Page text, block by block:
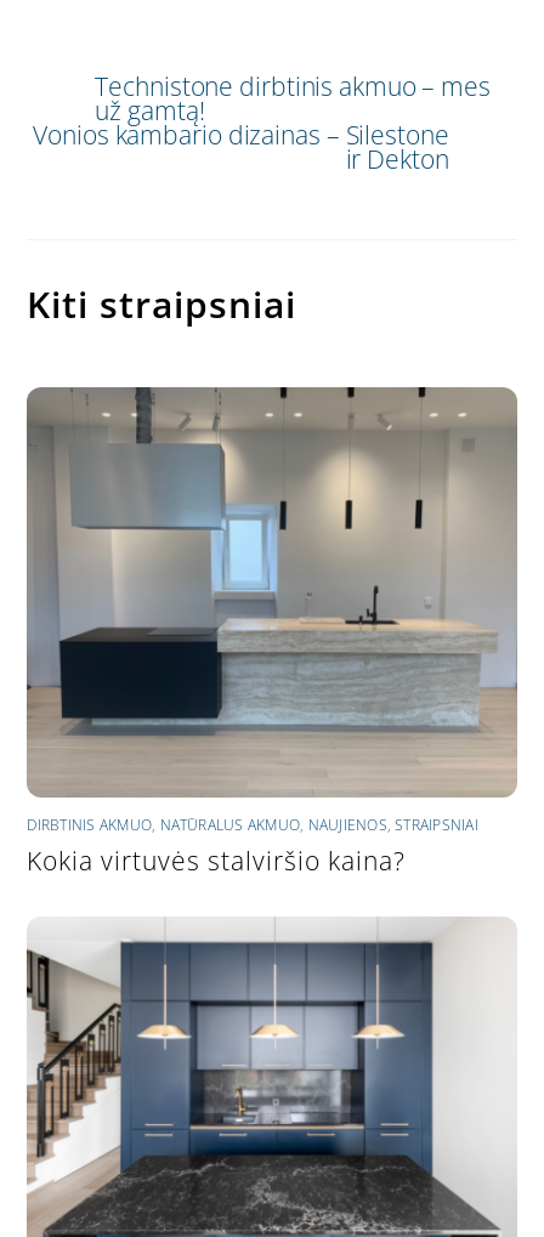
Technistone dirbtinis akmuo – mes
už gamtą!
Vonios kambario dizainas – Silestone
ir Dekton
Kiti straipsniai
DIRBTINIS AKMUO, NATŪRALUS AKMUO, NAUJIENOS,STRAIPSNIAI
Kokia virtuvės stalviršio kaina?